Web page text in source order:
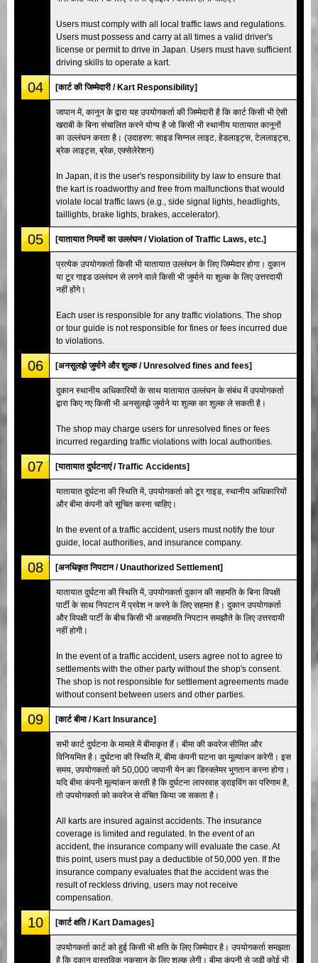
Users must comply with all local traffic laws and regulations.
Users must possess and carry at all times a valid driver's
license or permit to drive in Japan. Users must have sufficient
driving skills to operate a kart.
04 [कार्ट की जिम्मेदारी / Kart Responsibility]
जापान में, कानून के द्वारा यह उपयोगकर्ता की जिम्मेदारी है कि कार्ट किसी भी ऐसी
खराबी के बिना संचालित करने योग्य है जो किसी भी स्थानीय यातायात कानूनों
का उल्लंघन करता है। (उदाहरण: साइड सिग्नल लाइट, हेडलाइट्स, टेललाइट्स,
ब्रेक लाइट्स, ब्रेक, एक्सेलेरेशन)
In Japan, it is the user's responsibility by law to ensure that
the kart is roadworthy and free from malfunctions that would
violate local traffic laws (e.g., side signal lights, headlights,
taillights, brake lights, brakes, accelerator).
05 [यातायात नियमों का उल्लंघन / Violation of Traffic Laws, etc.]
प्रत्येक उपयोगकर्ता किसी भी यातायात उल्लंघन के लिए जिम्मेदार होगा। दुकान
या टूर गाइड उल्लंघन से लगने वाले किसी भी जुर्माने या शुल्क के लिए उत्तरदायी
नहीं होंगे।
Each user is responsible for any traffic violations. The shop
or tour guide is not responsible for fines or fees incurred due
to violations.
06 [अनसुलझे जुर्माने और शुल्क / Unresolved fines and fees]
दुकान स्थानीय अधिकारियों के साथ यातायात उल्लंघन के संबंध में उपयोगकर्ता
द्वारा किए गए किसी भी अनसुलझे जुर्माने या शुल्क का शुल्क ले सकती है।
The shop may charge users for unresolved fines or fees
incurred regarding traffic violations with local authorities.
07 [यातायात दुर्घटनाएं / Traffic Accidents]
यातायात दुर्घटना की स्थिति में, उपयोगकर्ता को टूर गाइड, स्थानीय अधिकारियों
और बीमा कंपनी को सूचित करना चाहिए।
In the event of a traffic accident, users must notify the tour
guide, local authorities, and insurance company.
08 [अनधिकृत निपटान / Unauthorized Settlement]
यातायात दुर्घटना की स्थिति में, उपयोगकर्ता दुकान की सहमति के बिना विपक्षी
पार्टी के साथ निपटान में प्रवेश न करने के लिए सहमत है। दुकान उपयोगकर्ता
और विपक्षी पार्टी के बीच किसी भी असहमति निपटान समझौते के लिए उत्तरदायी
नहीं होगी।
In the event of a traffic accident, users agree not to agree to
settlements with the other party without the shop's consent.
The shop is not responsible for settlement agreements made
without consent between users and other parties.
09 [कार्ट बीमा / Kart Insurance]
सभी कार्ट दुर्घटना के मामले में बीमाकृत हैं। बीमा की कवरेज सीमित और
विनियमित है। दुर्घटना की स्थिति में, बीमा कंपनी घटना का मूल्यांकन करेगी। इस
समय, उपयोगकर्ता को 50,000 जापानी येन का डिस्क्लेमर भुगतान करना होगा।
यदि बीमा कंपनी मूल्यांकन करती है कि दुर्घटना लापरवाह ड्राइविंग का परिणाम है,
तो उपयोगकर्ता को कवरेज से वंचित किया जा सकता है।
All karts are insured against accidents. The insurance
coverage is limited and regulated. In the event of an
accident, the insurance company will evaluate the case. At
this point, users must pay a deductible of 50,000 yen. If the
insurance company evaluates that the accident was the
result of reckless driving, users may not receive
compensation.
10 [कार्ट क्षति / Kart Damages]
उपयोगकर्ता कार्ट को हुई किसी भी क्षति के लिए जिम्मेदार है। उपयोगकर्ता समझता
है कि दुकान वास्तविक नुकसान के लिए शुल्क लेगी। बीमा कंपनी से जुड़ी कोई भी